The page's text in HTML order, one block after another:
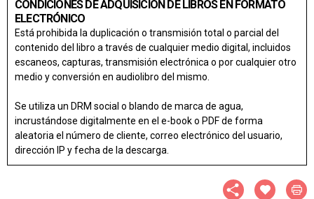
CONDICIONES DE ADQUISICIÓN DE LIBROS EN FORMATO
ELECTRÓNICO
Está prohibida la duplicación o transmisión total o parcial del
contenido del libro a través de cualquier medio digital, incluidos
escaneos, capturas, transmisión electrónica o por cualquier otro
medio y conversión en audiolibro del mismo.
Se utiliza un DRM social o blando de marca de agua,
incrustándose digitalmente en el e-book o PDF de forma
aleatoria el número de cliente, correo electrónico del usuario,
dirección IP y fecha de la descarga.